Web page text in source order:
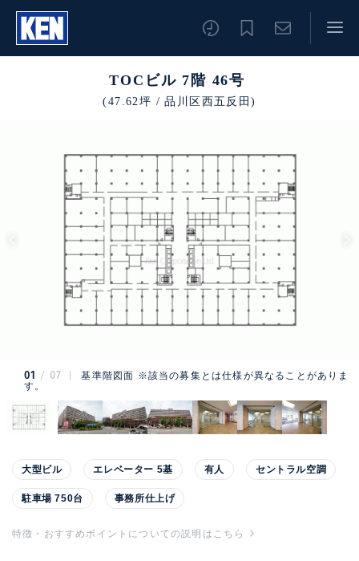
TOCビル 7階 46号
(47.62坪 / 品川区西五反田)
01 07
基準階図面 ※該当の募集とは仕様が異なることがありま
す。
大型ビル エレベーター 5基 有人 セントラル空調
駐車場 750台 事務所仕上げ
特徴・おすすめポイントについての説明はこちら